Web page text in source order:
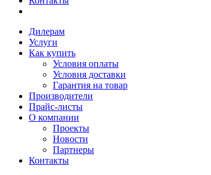
Дилерам
Услуги
Как купить
Условия оплаты
Условия доставки
Гарантия на товар
Производители
Прайс-листы
О компании
Проекты
Новости
Партнеры
Контакты